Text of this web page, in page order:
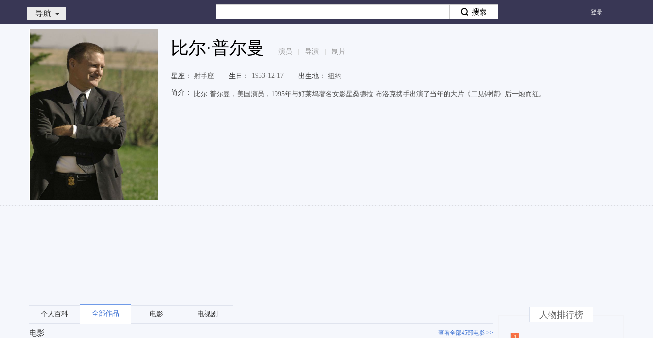
登录
导航
比尔·普尔曼 演员 导演 制片
星座： 射手座 生日： 1953-12-17 出生地： 纽约
简介： 比尔·普尔曼，美国演员，1995年与好莱坞著名女影星桑德拉·布洛克携手出演了当年的大片《二见钟情》后一炮而红。
个人百科 全部作品 电影 电视剧
电影 查看全部45部电影 >>
人物排行榜